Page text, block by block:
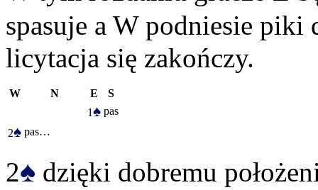
spasuje a W podniesie piki
licytacja się zakończy.
W N E
S
1♠ pas
2♠ pas…
2♠ dzięki dobremu